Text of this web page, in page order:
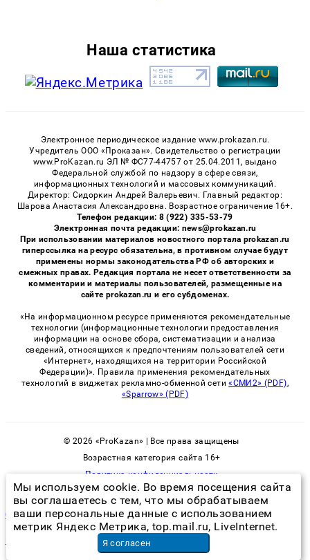
Наша статистика
Электронное периодическое издание www.prokazan.ru.
Учредитель ООО «Проказан». Cвидетельство о регистрации
www.ProKazan.ru ЭЛ № ФС77-44757 от 25.04.2011, выдано
Федеральной службой по надзору в сфере связи,
информационных технологий и массовых коммуникаций.
Директор: Сидоркин Андрей Валерьевич. Главный редактор:
Шарова Анастасия Александровна. Возрастное ограничение 16+.
Телефон редакции: 8 (922) 335-53-79
Электронная почта редакции: news@prokazan.ru
При использовании материалов новостного портала prokazan.ru
гиперссылка на ресурс обязательна, в противном случае будут
применены нормы законодательства РФ об авторских и
смежных правах. Редакция портала не несет ответственности за
комментарии и материалы пользователей, размещенные на
сайте prokazan.ru и его субдоменах.
«На информационном ресурсе применяются рекомендательные
технологии (информационные технологии предоставления
информации на основе сбора, систематизации и анализа
сведений, относящихся к предпочтениям пользователей сети
«Интернет», находящихся на территории Российской
Федерации)». Правила применения рекомендательных
технологий в виджетах рекламно-обменной сети«СМИ2» (PDF),
«Sparrow» (PDF)
© 2026 «ProKazan» | Все права защищены
Возрастная категория сайта 16+
Политика конфиденциальности
борьба с клопами препараты
гидрофобизация фасадов ценав Москве
Мы используем cookie. Во время посещения сайта
вы соглашаетесь с тем, что мы обрабатываем
ваши персональные данные с использованием
метрик Яндекс Метрика, top.mail.ru, LiveInternet.
Я согласен